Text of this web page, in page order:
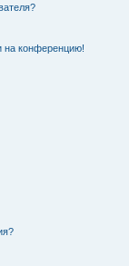
на конференцию!